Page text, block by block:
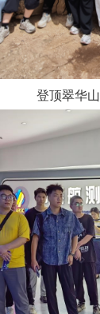
登顶翠华山